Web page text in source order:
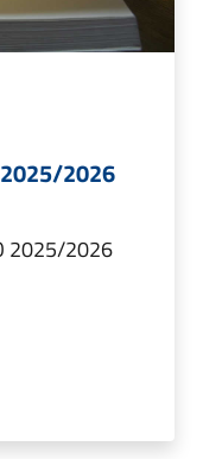
2026
2025/2026